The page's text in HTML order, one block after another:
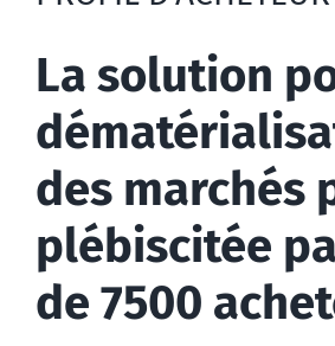
La solution
des marchés
plébiscitée
de 7500